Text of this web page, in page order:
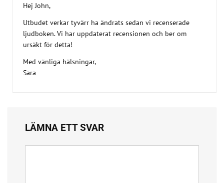
Hej John,
Utbudet verkar tyvärr ha ändrats sedan vi recenserade
ljudboken. Vi har uppdaterat recensionen och ber om
ursäkt för detta!
Med vänliga hälsningar,
Sara
LÄMNA ETT SVAR